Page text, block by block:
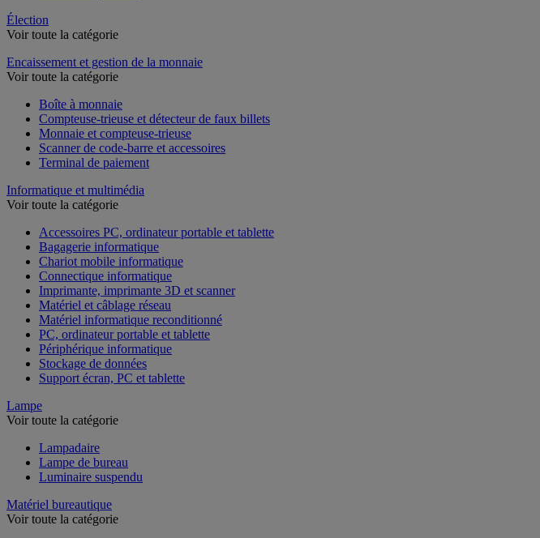
Élection
Voir toute la catégorie
Encaissement et gestion de la monnaie
Voir toute la catégorie
Boîte à monnaie
Compteuse-trieuse et détecteur de faux billets
Monnaie et compteuse-trieuse
Scanner de code-barre et accessoires
Terminal de paiement
Informatique et multimédia
Voir toute la catégorie
Accessoires PC, ordinateur portable et tablette
Bagagerie informatique
Chariot mobile informatique
Connectique informatique
Imprimante, imprimante 3D et scanner
Matériel et câblage réseau
Matériel informatique reconditionné
PC, ordinateur portable et tablette
Périphérique informatique
Stockage de données
Support écran, PC et tablette
Lampe
Voir toute la catégorie
Lampadaire
Lampe de bureau
Luminaire suspendu
Matériel bureautique
Voir toute la catégorie